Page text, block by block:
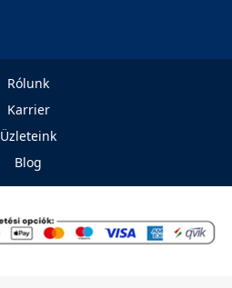
Rólunk
Karrier
Üzleteink
Blog